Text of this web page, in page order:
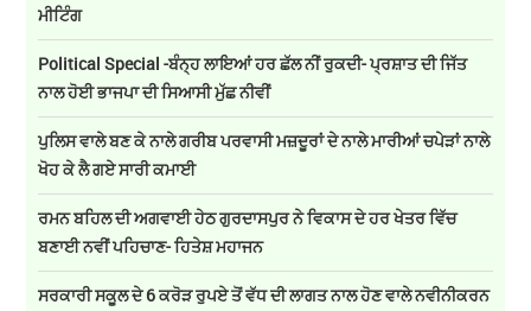
ਮੀਟਿੰਗ
Political Special -ਬੰਨ੍ਹ ਲਾਇਆਂ ਹਰ ਛੱਲ ਨੀਂ ਰੁਕਦੀ- ਪ੍ਰਸ਼ਾਤ ਦੀ ਜਿੱਤ
ਨਾਲ ਹੋਈ ਭਾਜਪਾ ਦੀ ਸਿਆਸੀ ਮੁੱਛ ਨੀਵੀਂ
ਪੁਲਿਸ ਵਾਲੇ ਬਣ ਕੇ ਨਾਲੇ ਗਰੀਬ ਪਰਵਾਸੀ ਮਜ਼ਦੂਰਾਂ ਦੇ ਨਾਲੇ ਮਾਰੀਆਂ ਚਪੇੜਾਂ ਨਾਲੇ
ਖੋਹ ਕੇ ਲੈ ਗਏ ਸਾਰੀ ਕਮਾਈ
ਰਮਨ ਬਹਿਲ ਦੀ ਅਗਵਾਈ ਹੇਠ ਗੁਰਦਾਸਪੁਰ ਨੇ ਵਿਕਾਸ ਦੇ ਹਰ ਖੇਤਰ ਵਿੱਚ
ਬਣਾਈ ਨਵੀਂ ਪਹਿਚਾਣ- ਹਿਤੇਸ਼ ਮਹਾਜਨ
ਸਰਕਾਰੀ ਸਕੂਲ ਦੇ 6 ਕਰੋੜ ਰੁਪਏ ਤੋਂ ਵੱਧ ਦੀ ਲਾਗਤ ਨਾਲ ਹੋਣ ਵਾਲੇ ਨਵੀਨੀਕਰਨ